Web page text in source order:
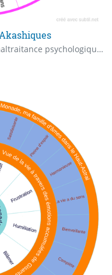
Dettes karmiques / Akashiques et maltraitance psychologiques Pour vous permettre de mieux vous comprendre, vous aider à être plus serein(ne) donc heureux(se). De pourvoir aider d'autres personnes